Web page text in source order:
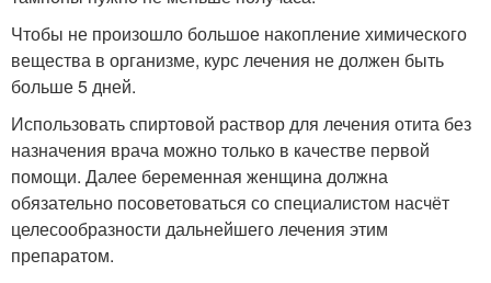
Чтобы не произошло большое накопление химического
вещества в организме, курс лечения не должен быть
больше 5 дней.
Использовать спиртовой раствор для лечения отита без
назначения врача можно только в качестве первой
помощи. Далее беременная женщина должна
обязательно посоветоваться со специалистом насчёт
целесообразности дальнейшего лечения этим
препаратом.